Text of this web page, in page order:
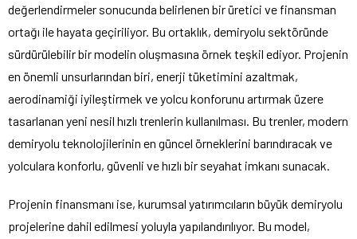
değerlendirmeler sonucunda belirlenen bir üretici ve finansman
ortağı ile hayata geçiriliyor. Bu ortaklık, demiryolu sektöründe
sürdürülebilir bir modelin oluşmasına örnek teşkil ediyor. Projenin
en önemli unsurlarından biri, enerji tüketimini azaltmak,
aerodinamiği iyileştirmek ve yolcu konforunu artırmak üzere
tasarlanan yeni nesil hızlı trenlerin kullanılması. Bu trenler, modern
demiryolu teknolojilerinin en güncel örneklerini barındıracak ve
yolculara konforlu, güvenli ve hızlı bir seyahat imkanı sunacak.
Projenin finansmanı ise, kurumsal yatırımcıların büyük demiryolu
projelerine dahil edilmesi yoluyla yapılandırılıyor. Bu model,